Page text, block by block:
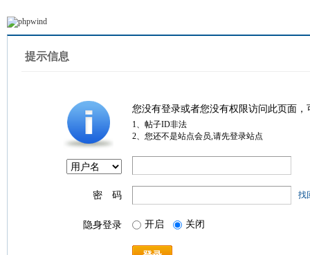
提示信息
您没有登录或者您没有权限访问此页面
1、帖子ID非法
2、您还不是站点会员,请先登录站点
密 码 找
隐身登录 开启 关闭